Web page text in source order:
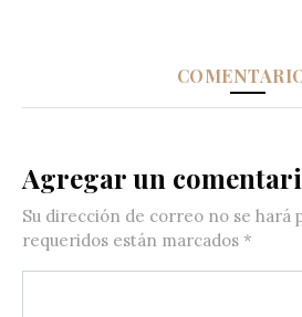
Agregar un
Su dirección de correo no se hará
requeridos están marcados *